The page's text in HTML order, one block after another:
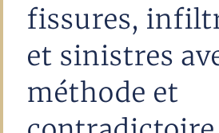
fissures,
et sinistres
méthode et